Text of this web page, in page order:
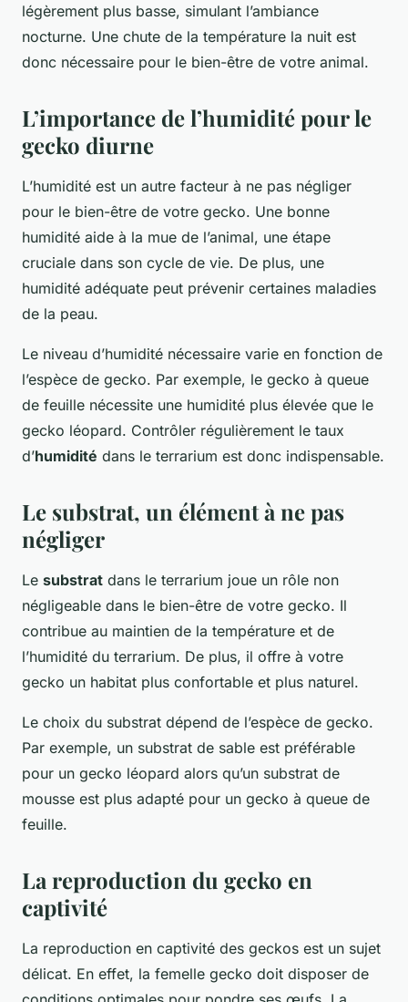
légèrement plus basse, simulant l’ambiance
nocturne. Une chute de la température la nuit est
donc nécessaire pour le bien-être de votre animal.
L’importance de l’humidité pour le
gecko diurne
L’humidité est un autre facteur à ne pas négliger
pour le bien-être de votre gecko. Une bonne
humidité aide à la mue de l’animal, une étape
cruciale dans son cycle de vie. De plus, une
humidité adéquate peut prévenir certaines maladies
de la peau.
Le niveau d’humidité nécessaire varie en fonction de
l’espèce de gecko. Par exemple, le gecko à queue
de feuille nécessite une humidité plus élevée que le
gecko léopard. Contrôler régulièrement le taux
d’humidité dans le terrarium est donc indispensable.
Le substrat, un élément à ne pas
négliger
Le substrat dans le terrarium joue un rôle non
négligeable dans le bien-être de votre gecko. Il
contribue au maintien de la température et de
l’humidité du terrarium. De plus, il offre à votre
gecko un habitat plus confortable et plus naturel.
Le choix du substrat dépend de l’espèce de gecko.
Par exemple, un substrat de sable est préférable
pour un gecko léopard alors qu’un substrat de
mousse est plus adapté pour un gecko à queue de
feuille.
La reproduction du gecko en
captivité
La reproduction en captivité des geckos est un sujet
délicat. En effet, la femelle gecko doit disposer de